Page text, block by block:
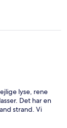
lyse, rene
Det har en
strand. Vi